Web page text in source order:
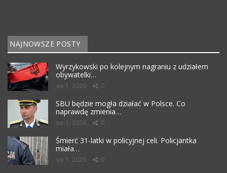
NAJNOWSZE POSTY
Wyrzykowski po kolejnym nagraniu z udziałem
obywatelki…
sie 1, 2026 0
SBU będzie mogła działać w Polsce. Co
naprawdę zmienia…
sie 1, 2026 0
Śmierć 31-latki w policyjnej celi. Policjantka
miała…
sie 1, 2026 0